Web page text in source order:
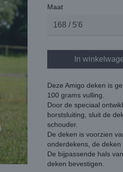
Maat
In
Deze Amigo deken is
100 grams vulling.
Door de speciaal
borstsluiting, sluit de
schouder.
De deken is voorzien
onderdekens, de
De bijpassende hals
deken bevestigen.